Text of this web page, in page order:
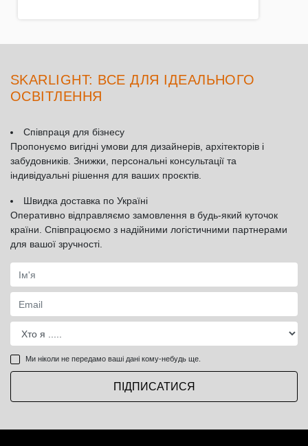
SKARLIGHT: ВСЕ ДЛЯ ІДЕАЛЬНОГО
ОСВІТЛЕННЯ
Співпраця для бізнесу
Пропонуємо вигідні умови для дизайнерів, архітекторів і
забудовників. Знижки, персональні консультації та
індивідуальні рішення для ваших проєктів.
Швидка доставка по Україні
Оперативно відправляємо замовлення в будь-який куточок
країни. Співпрацюємо з надійними логістичними партнерами
для вашої зручності.
Ми ніколи не передамо ваші дані кому-небудь ще.
ПІДПИСАТИСЯ